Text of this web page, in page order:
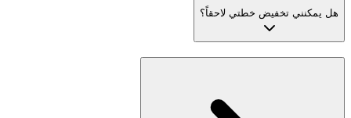
هل يمكنني تخفيض خطتي لاحقاً؟